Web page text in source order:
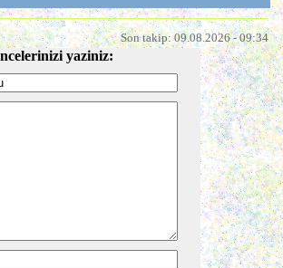
Son takip: 09.08.2026 - 09:34
yaziniz: